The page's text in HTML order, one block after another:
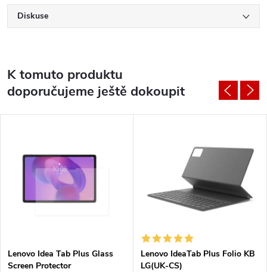
Diskuse
K tomuto produktu
doporučujeme ještě dokoupit
Lenovo Idea Tab Plus Glass
Screen Protector
Lenovo IdeaTab Plus Folio KB
LG(UK-CS)